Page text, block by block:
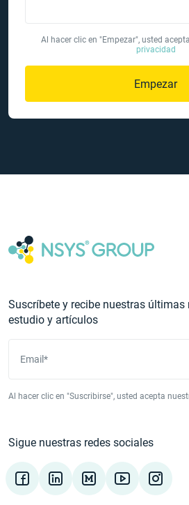
Al hacer clic en "Empezar", usted
privacidad
Empezar
Suscríbete y recibe nuestras últimas
estudio y artículos
Email*
Al hacer clic en "Suscribirse", usted acepta
Sigue nuestras redes sociales